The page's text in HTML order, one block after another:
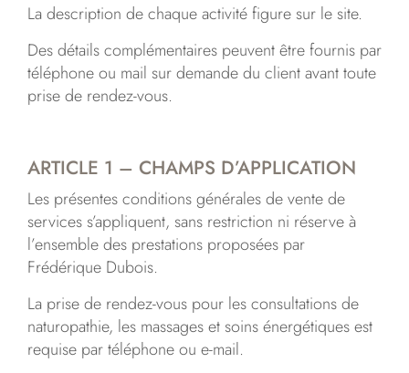
La description de chaque activité figure sur le site.
Des détails complémentaires peuvent être fournis par
téléphone ou mail sur demande du client avant toute
prise de rendez-vous.
ARTICLE 1 – CHAMPS D’APPLICATION
Les présentes conditions générales de vente de
services s’appliquent, sans restriction ni réserve à
l’ensemble des prestations proposées par
Frédérique Dubois.
La prise de rendez-vous pour les consultations de
naturopathie, les massages et soins énergétiques est
requise par téléphone ou e-mail.